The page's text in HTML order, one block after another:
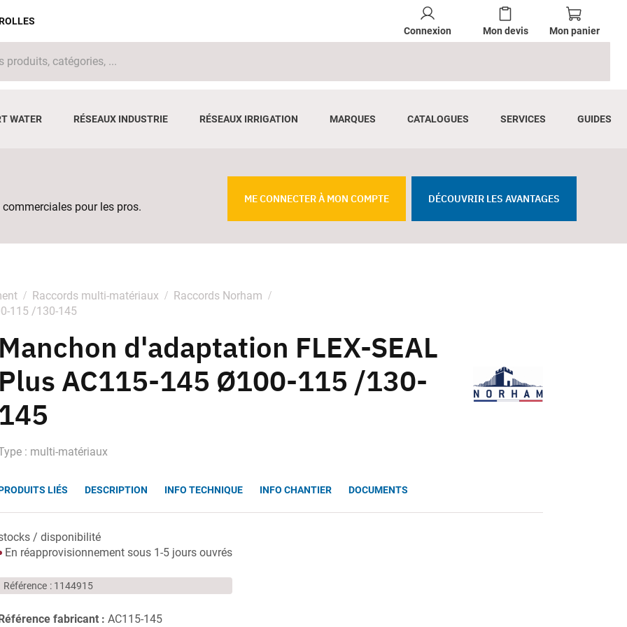
Connexion Mon devis Mon panier
WATER RÉSEAUX INDUSTRIE RÉSEAUX IRRIGATION MARQUES CATALOGUES SERVICES GUIDES
pour les pros.
ME CONNECTER À MON COMPTE DÉCOUVRIR LES AVANTAGES
Raccords multi-matériaux
Raccords Norham
115 /130-145
Manchon d'adaptation FLEX-SEAL
Plus AC115-145 Ø100-115 /130-
145
: multi-matériaux
LIÉS DESCRIPTION INFO TECHNIQUE INFO CHANTIER DOCUMENTS
/ disponibilité
En réapprovisionnement sous 1-5 jours ouvrés
Référence 1144915
fabricant : AC115-145